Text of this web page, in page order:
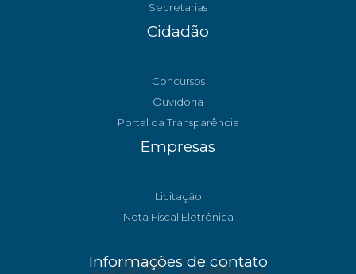
Secretarias
Cidadão
Concursos
Ouvidoria
Portal da Transparência
Empresas
Licitação
Nota Fiscal Eletrônica
Informações de contato